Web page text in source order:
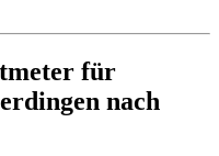
für
nach